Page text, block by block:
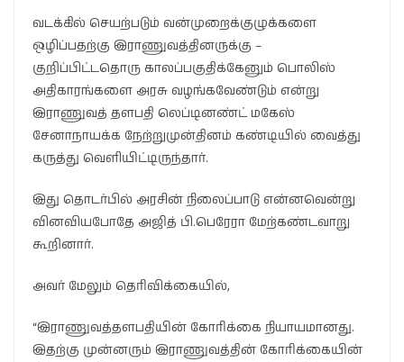
வடக்கில் செயற்படும் வன்முறைக்குழுக்களை
ஒழிப்பதற்கு இராணுவத்தினருக்கு –
குறிப்பிட்டதொரு காலப்பகுதிக்கேனும் பொலிஸ்
அதிகாரங்களை அரசு வழங்கவேண்டும் என்று
இராணுவத் தளபதி லெப்டினண்ட் மகேஸ்
சேனாநாயக்க நேற்றுமுன்தினம் கண்டியில் வைத்து
கருத்து வெளியிட்டிருந்தார்.
இது தொடர்பில் அரசின் நிலைப்பாடு என்னவென்று
வினவியபோதே அஜித் பி.பெரேரா மேற்கண்டவாறு
கூறினார்.
அவர் மேலும் தெரிவிக்கையில்,
“இராணுவத்தளபதியின் கோரிக்கை நியாயமானது.
இதற்கு முன்னரும் இராணுவத்தின் கோரிக்கையின்